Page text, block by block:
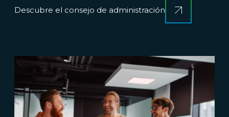
Descubre el consejo de administración